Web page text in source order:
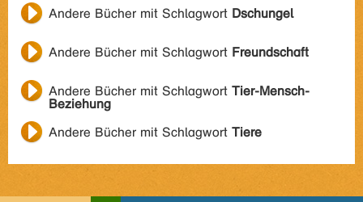
Andere Bücher mit Schlagwort Dschungel
Andere Bücher mit Schlagwort Freundschaft
Andere Bücher mit Schlagwort Tier-Mensch-
Beziehung
Andere Bücher mit Schlagwort Tiere